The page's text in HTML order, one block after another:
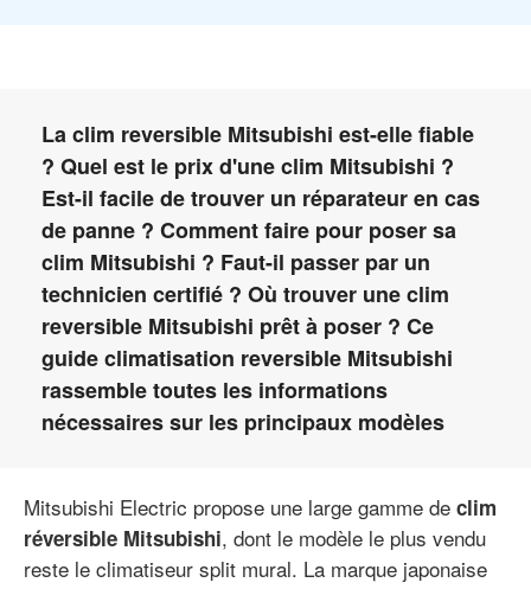
La clim reversible Mitsubishi est-elle fiable
? Quel est le prix d'une clim Mitsubishi ?
Est-il facile de trouver un réparateur en cas
de panne ? Comment faire pour poser sa
clim Mitsubishi ? Faut-il passer par un
technicien certifié ? Où trouver une clim
reversible Mitsubishi prêt à poser ? Ce
guide climatisation reversible Mitsubishi
rassemble toutes les informations
nécessaires sur les principaux modèles
Mitsubishi Electric propose une large gamme de clim
réversible Mitsubishi, dont le modèle le plus vendu
reste le climatiseur split mural. La marque japonaise